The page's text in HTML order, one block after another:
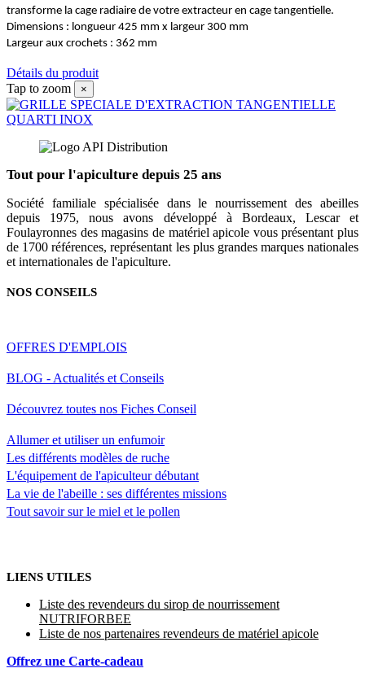
transforme la cage radiaire de votre extracteur en cage tangentielle.
Dimensions : longueur 425 mm x largeur 300 mm
Largeur aux crochets : 362 mm
Détails du produit
Tap to zoom
×
Tout pour l'apiculture depuis 25 ans
Société familiale spécialisée dans le nourrissement des abeilles
depuis 1975, nous avons développé à Bordeaux, Lescar et
Foulayronnes des magasins de matériel apicole vous présentant plus
de 1700 références, représentant les plus grandes marques nationales
et internationales de l'apiculture.
NOS CONSEILS
OFFRES D'EMPLOIS
BLOG - Actualités et Conseils
Découvrez toutes nos Fiches Conseil
Allumer et utiliser un enfumoir
Les différents modèles de ruche
L'équipement de l'apiculteur débutant
La vie de l'abeille : ses différentes missions
Tout savoir sur le miel et le pollen
LIENS UTILES
Liste des revendeurs du sirop de nourrissement
NUTRIFORBEE
Liste de nos partenaires revendeurs de matériel apicole
Offrez une Carte-cadeau